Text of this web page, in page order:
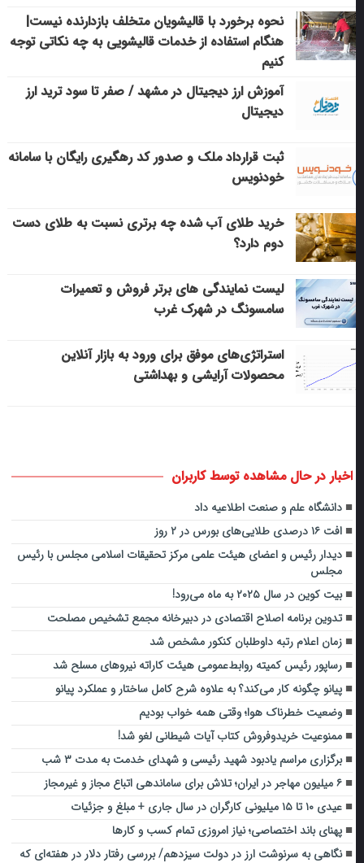
نحوه برخورد با قالیشویان متخلف بازدارنده نیست|
هنگام استفاده از خدمات قالیشویی به چه نکاتی توجه
کنیم
آموزش ارز دیجیتال در مشهد / صفر تا سود ترید ارز
دیجیتال
ثبت قرارداد ملک و صدور کد رهگیری رایگان با سامانه
خودنویس
خرید طلای آب شده چه برتری نسبت به طلای دست
دوم دارد؟
لیست نمایندگی های برتر فروش و تعمیرات
سامسونگ در شهرک غرب
استراتژی‌های موفق برای ورود به بازار آنلاین
محصولات آرایشی و بهداشتی
اخبار در حال مشاهده توسط کاربران
دانشگاه علم و صنعت اطلاعیه داد
افت ۱۶ درصدی طلایی‌های بورس در ۲ روز
دیدار رئیس و اعضای هیئت علمی مرکز تحقیقات اسلامی مجلس با رئیس
مجلس
بیت کوین در سال ۲۰۲۵ به ماه می‌رود!
تدوین برنامه اصلاح اقتصادی در دبیرخانه مجمع تشخیص مصلحت
زمان اعلام رتبه داوطلبان کنکور مشخص شد
رساپور رئیس کمیته روابط‌عمومی هیئت کاراته نیروهای مسلح شد
پیانو چگونه کار می‌کند؟ به علاوه شرح کامل ساختار و عملکرد پیانو
وضعیت خطرناک هوا؛ وقتی همه خواب بودیم
ممنوعیت خریدوفروش کتاب آیات شیطانی لغو شد!
برگزاری مراسم یادبود شهید رئیسی و شهدای خدمت به مدت ۳ شب
۶ میلیون مهاجر در ایران؛ تلاش برای ساماندهی اتباع مجاز و غیرمجاز
عیدی ۱۰ تا ۱۵ میلیونی کارگران در سال جاری + مبلغ و جزئیات
پهنای باند اختصاصی؛ نیاز امروزی تمام کسب و کارها
نگاهی به سرنوشت ارز در دولت سیزدهم/ بررسی رفتار دلار در هفته‌ای که